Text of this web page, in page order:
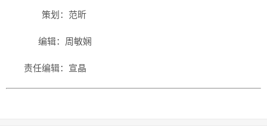
策划：范昕
编辑：周敏娴
责任编辑：宣晶